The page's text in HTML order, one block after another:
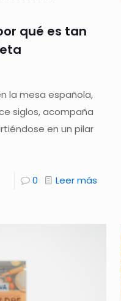
qué es tan
la mesa española,
siglos, acompaña
en un pilar
0 Leer más